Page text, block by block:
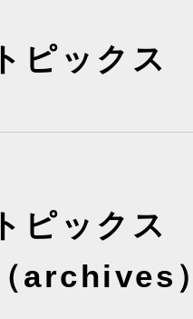
トピックス
トピックス
（archives